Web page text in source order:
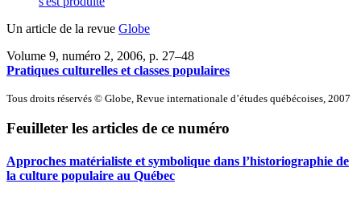
Un article de la revue Globe
Volume 9, numéro 2, 2006, p. 27–48
Pratiques culturelles et classes populaires
Tous droits réservés © Globe, Revue internationale d’études québécoises, 2007
Feuilleter les articles de ce numéro
Approches matérialiste et symbolique dans l’historiographie de
la culture populaire au Québec